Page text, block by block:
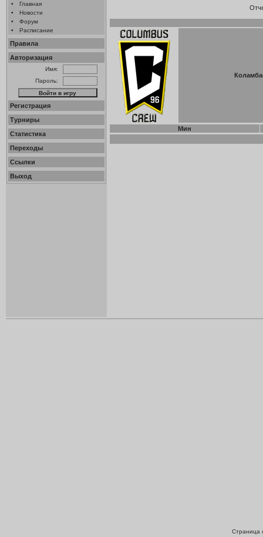
•
Главная
•
Новости
•
Форум
•
Расписание
Правила
Авторизация
Имя:
Пароль:
Регистрация
Турниры
Статистика
Переходы
Ссылки
Выход
Мин
Страница